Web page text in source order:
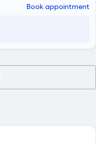
Book appointment